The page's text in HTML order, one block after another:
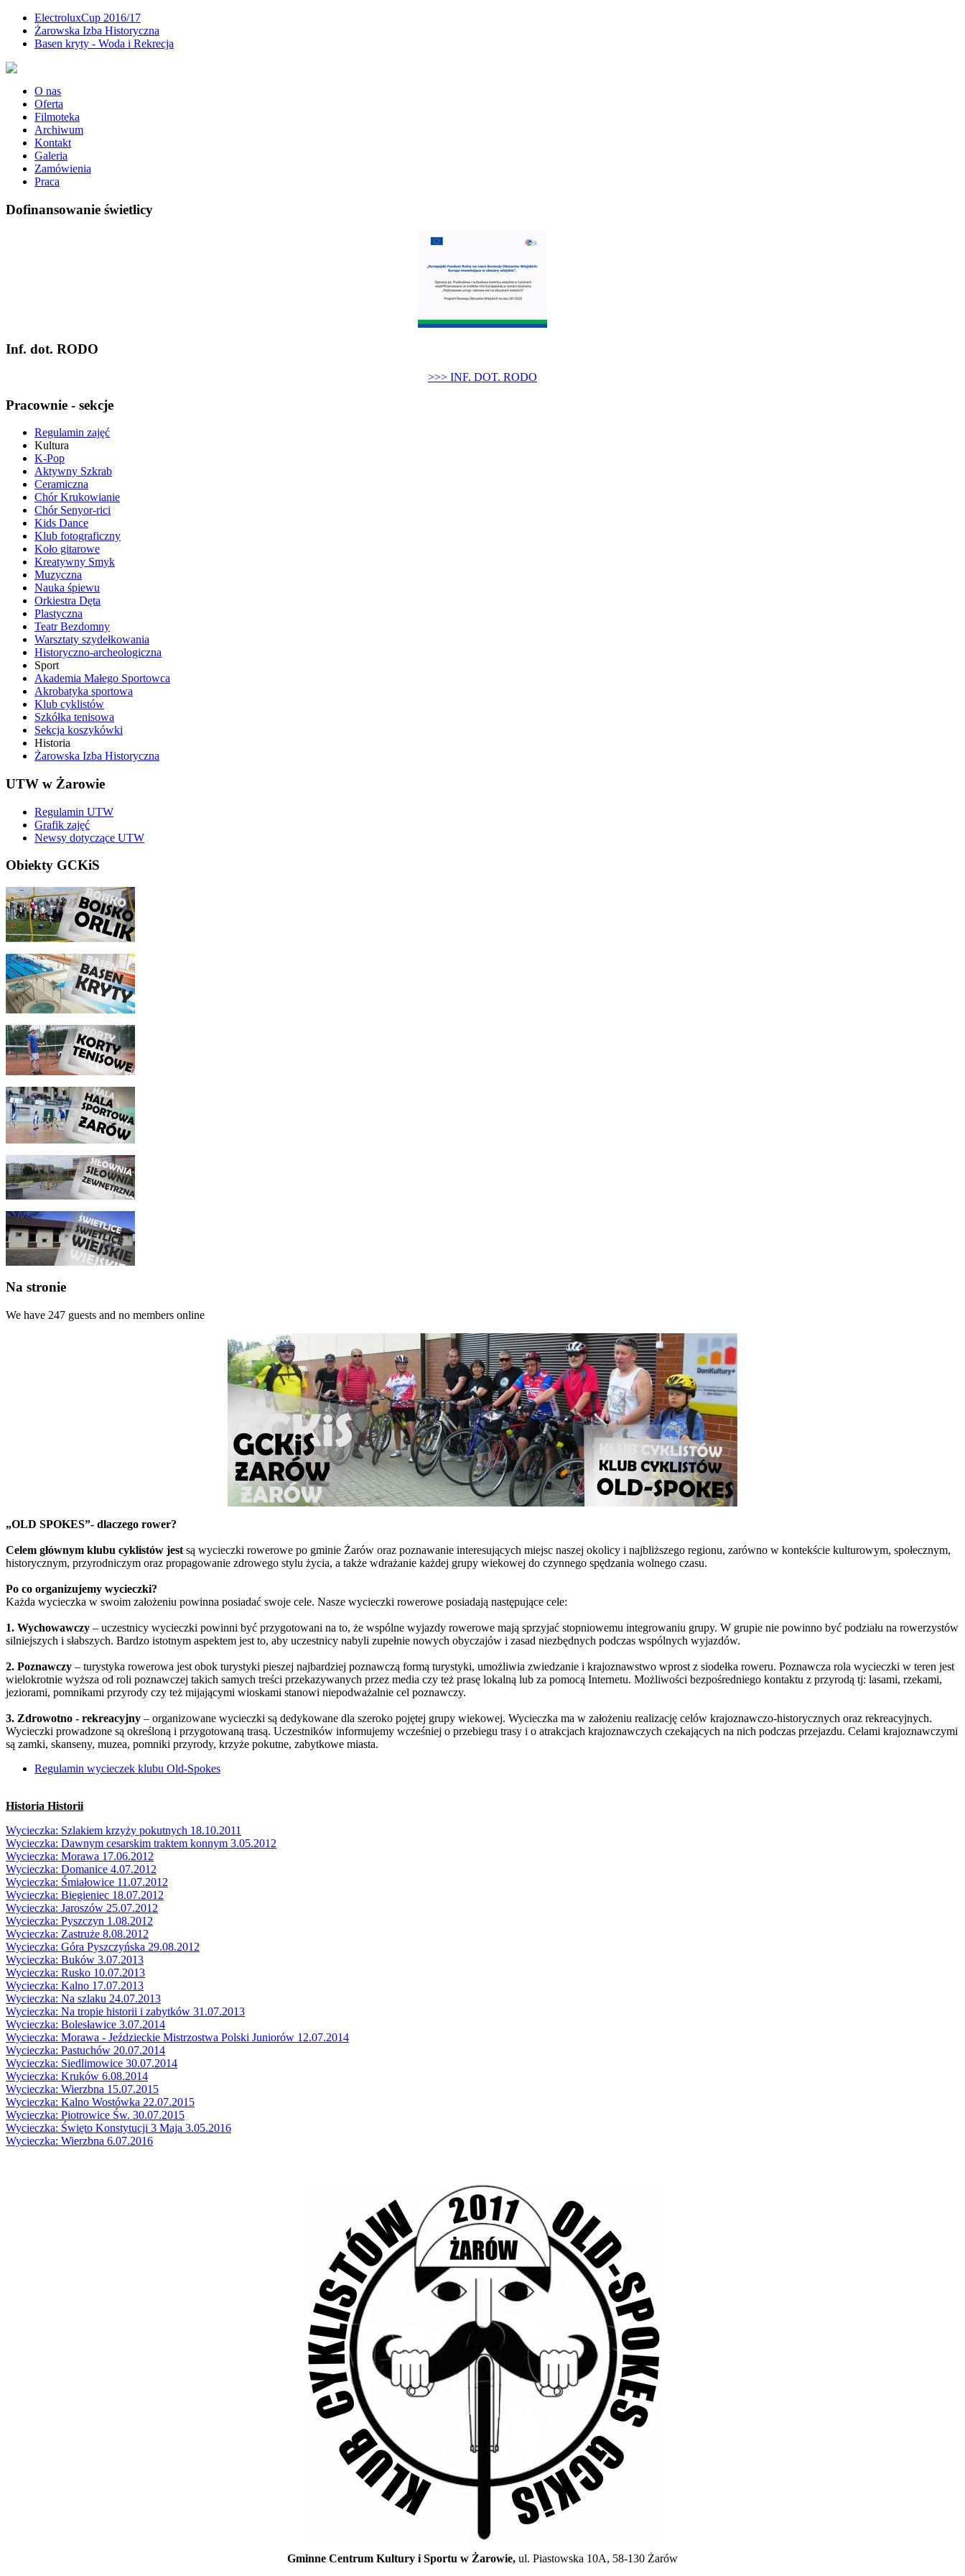
ElectroluxCup 2016/17
Żarowska Izba Historyczna
Basen kryty - Woda i Rekrecja
O nas
Oferta
Filmoteka
Archiwum
Kontakt
Galeria
Zamówienia
Praca
Dofinansowanie świetlicy
Inf. dot. RODO
>>> INF. DOT. RODO
Pracownie - sekcje
Regulamin zajęć
Kultura
K-Pop
Aktywny Szkrab
Ceramiczna
Chór Krukowianie
Chór Senyor-rici
Kids Dance
Klub fotograficzny
Koło gitarowe
Kreatywny Smyk
Muzyczna
Nauka śpiewu
Orkiestra Dęta
Plastyczna
Teatr Bezdomny
Warsztaty szydełkowania
Historyczno-archeologiczna
Sport
Akademia Małego Sportowca
Akrobatyka sportowa
Klub cyklistów
Szkółka tenisowa
Sekcja koszykówki
Historia
Żarowska Izba Historyczna
UTW w Żarowie
Regulamin UTW
Grafik zajęć
Newsy dotyczące UTW
Obiekty GCKiS
Na stronie
We have 247 guests and no members online
„OLD SPOKES”- dlaczego rower?
Celem głównym klubu cyklistów jest są wycieczki rowerowe po gminie Żarów oraz poznawanie interesujących miejsc naszej okolicy i najbliższego regionu, zarówno w kontekście kulturowym, społecznym,
historycznym, przyrodniczym oraz propagowanie zdrowego stylu życia, a także wdrażanie każdej grupy wiekowej do czynnego spędzania wolnego czasu.
Po co organizujemy wycieczki?
Każda wycieczka w swoim założeniu powinna posiadać swoje cele. Nasze wycieczki rowerowe posiadają następujące cele:
1. Wychowawczy – uczestnicy wycieczki powinni być przygotowani na to, że wspólne wyjazdy rowerowe mają sprzyjać stopniowemu integrowaniu grupy. W grupie nie powinno być podziału na rowerzystów
silniejszych i słabszych. Bardzo istotnym aspektem jest to, aby uczestnicy nabyli zupełnie nowych obyczajów i zasad niezbędnych podczas wspólnych wyjazdów.
2. Poznawczy – turystyka rowerowa jest obok turystyki pieszej najbardziej poznawczą formą turystyki, umożliwia zwiedzanie i krajoznawstwo wprost z siodełka roweru. Poznawcza rola wycieczki w teren jest
wielokrotnie wyższa od roli poznawczej takich samych treści przekazywanych przez media czy też prasę lokalną lub za pomocą Internetu. Możliwości bezpośredniego kontaktu z przyrodą tj: lasami, rzekami,
jeziorami, pomnikami przyrody czy też mijającymi wioskami stanowi niepodważalnie cel poznawczy.
3. Zdrowotno - rekreacyjny – organizowane wycieczki są dedykowane dla szeroko pojętej grupy wiekowej. Wycieczka ma w założeniu realizację celów krajoznawczo-historycznych oraz rekreacyjnych.
Wycieczki prowadzone są określoną i przygotowaną trasą. Uczestników informujemy wcześniej o przebiegu trasy i o atrakcjach krajoznawczych czekających na nich podczas przejazdu. Celami krajoznawczymi
są zamki, skanseny, muzea, pomniki przyrody, krzyże pokutne, zabytkowe miasta.
Regulamin wycieczek klubu Old-Spokes
Historia Historii
Wycieczka: Szlakiem krzyży pokutnych 18.10.2011
Wycieczka: Dawnym cesarskim traktem konnym 3.05.2012
Wycieczka: Morawa 17.06.2012
Wycieczka: Domanice 4.07.2012
Wycieczka: Śmiałowice 11.07.2012
Wycieczka: Biegieniec 18.07.2012
Wycieczka: Jaroszów 25.07.2012
Wycieczka: Pyszczyn 1.08.2012
Wycieczka: Zastruże 8.08.2012
Wycieczka: Góra Pyszczyńska 29.08.2012
Wycieczka: Buków 3.07.2013
Wycieczka: Rusko 10.07.2013
Wycieczka: Kalno 17.07.2013
Wycieczka: Na szlaku 24.07.2013
Wycieczka: Na tropie historii i zabytków 31.07.2013
Wycieczka: Bolesławice 3.07.2014
Wycieczka: Morawa - Jeździeckie Mistrzostwa Polski Juniorów 12.07.2014
Wycieczka: Pastuchów 20.07.2014
Wycieczka: Siedlimowice 30.07.2014
Wycieczka: Kruków 6.08.2014
Wycieczka: Wierzbna 15.07.2015
Wycieczka: Kalno Wostówka 22.07.2015
Wycieczka: Piotrowice Św. 30.07.2015
Wycieczka: Święto Konstytucji 3 Maja 3.05.2016
Wycieczka: Wierzbna 6.07.2016
Gminne Centrum Kultury i Sportu w Żarowie, ul. Piastowska 10A, 58-130 Żarów